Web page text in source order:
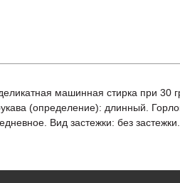
машинная стирка при 30
(определение): длинный.
Вид застежки: без